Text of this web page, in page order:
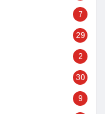
7
29
2
30
9